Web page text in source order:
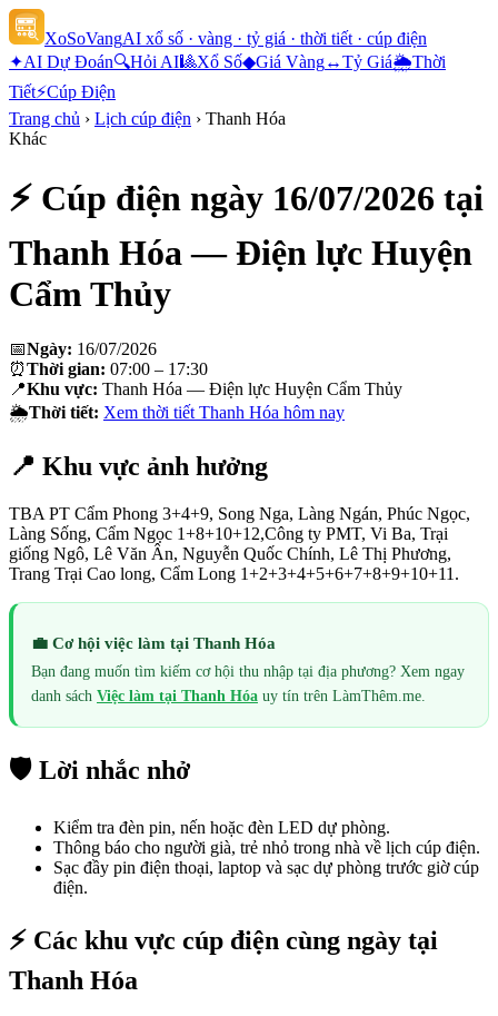
XoSoVangAI xổ số · vàng · tỷ giá · thời tiết · cúp điện
✦AI Dự Đoán🔍Hỏi AI🎱Xổ Số◆Giá Vàng↔Tỷ Giá🌦Thời
Tiết⚡Cúp Điện
Trang chủ › Lịch cúp điện › Thanh Hóa
Khác
⚡ Cúp điện ngày 16/07/2026 tại
Thanh Hóa — Điện lực Huyện
Cẩm Thủy
📅Ngày: 16/07/2026
⏰Thời gian: 07:00 – 17:30
📍Khu vực: Thanh Hóa — Điện lực Huyện Cẩm Thủy
🌦Thời tiết: Xem thời tiết Thanh Hóa hôm nay
📍 Khu vực ảnh hưởng
TBA PT Cẩm Phong 3+4+9, Song Nga, Làng Ngán, Phúc Ngọc,
Làng Sống, Cẩm Ngọc 1+8+10+12,Công ty PMT, Vi Ba, Trại
giống Ngô, Lê Văn Ân, Nguyễn Quốc Chính, Lê Thị Phương,
Trang Trại Cao long, Cẩm Long 1+2+3+4+5+6+7+8+9+10+11.
💼 Cơ hội việc làm tại Thanh Hóa
Bạn đang muốn tìm kiếm cơ hội thu nhập tại địa phương? Xem ngay
danh sách Việc làm tại Thanh Hóa uy tín trên LàmThêm.me.
🛡️ Lời nhắc nhở
Kiểm tra đèn pin, nến hoặc đèn LED dự phòng.
Thông báo cho người già, trẻ nhỏ trong nhà về lịch cúp điện.
Sạc đầy pin điện thoại, laptop và sạc dự phòng trước giờ cúp
điện.
⚡ Các khu vực cúp điện cùng ngày tại
Thanh Hóa